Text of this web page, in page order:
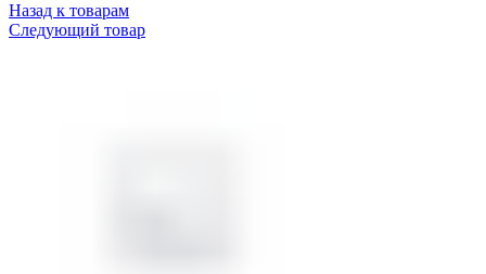
Назад к товарам
Следующий товар